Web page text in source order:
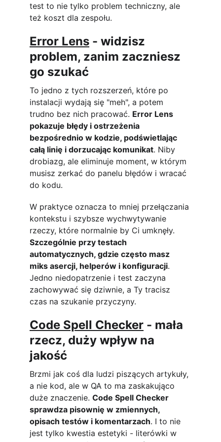
test to nie tylko problem techniczny, ale
też koszt dla zespołu.
Error Lens - widzisz
problem, zanim zaczniesz
go szukać
To jedno z tych rozszerzeń, które po
instalacji wydają się "meh", a potem
trudno bez nich pracować. Error Lens
pokazuje błędy i ostrzeżenia
bezpośrednio w kodzie, podświetlając
całą linię i dorzucając komunikat. Niby
drobiazg, ale eliminuje moment, w którym
musisz zerkać do panelu błędów i wracać
do kodu.
W praktyce oznacza to mniej przełączania
kontekstu i szybsze wychwytywanie
rzeczy, które normalnie by Ci umknęły.
Szczególnie przy testach
automatycznych, gdzie często masz
miks asercji, helperów i konfiguracji.
Jedno niedopatrzenie i test zaczyna
zachowywać się dziwnie, a Ty tracisz
czas na szukanie przyczyny.
Code Spell Checker - mała
rzecz, duży wpływ na
jakość
Brzmi jak coś dla ludzi piszących artykuły,
a nie kod, ale w QA to ma zaskakująco
duże znaczenie. Code Spell Checker
sprawdza pisownię w zmiennych,
opisach testów i komentarzach. I to nie
jest tylko kwestia estetyki - literówki w